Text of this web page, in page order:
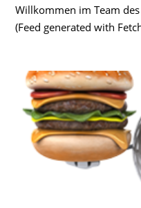
Willkommen im Team des
(Feed generated with